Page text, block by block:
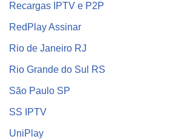
Recargas IPTV e P2P
RedPlay Assinar
Rio de Janeiro RJ
Rio Grande do Sul RS
São Paulo SP
SS IPTV
UniPlay